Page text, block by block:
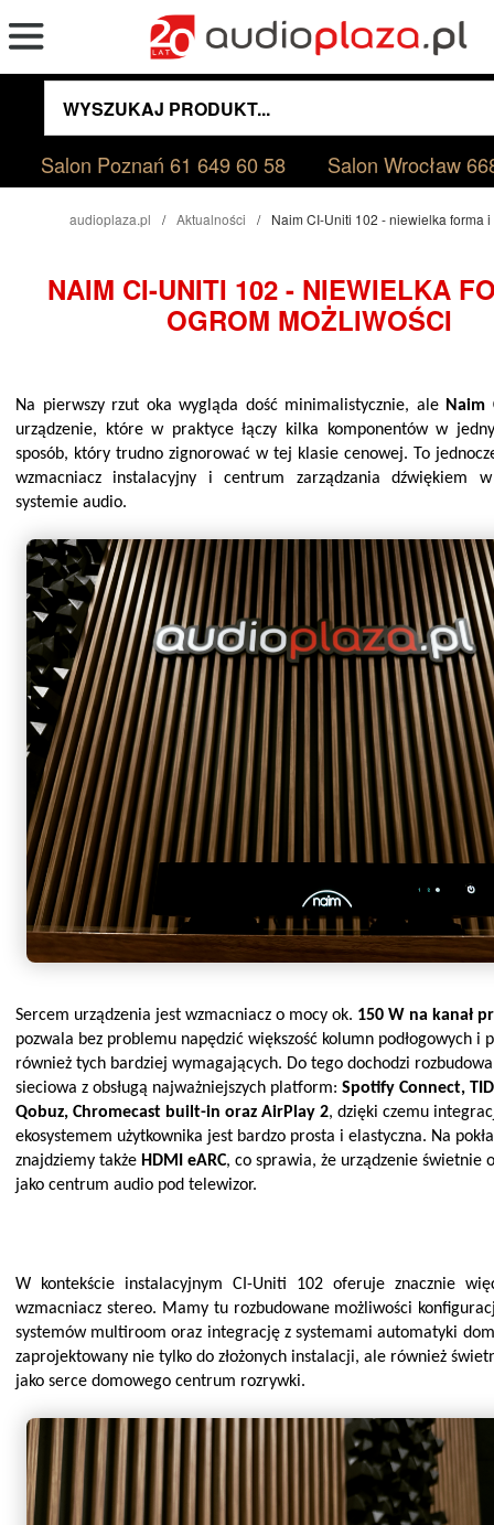
Salon Poznań61 649 60 58 Salon Wrocław
audioplaza.pl Aktualności Naim CI-Uniti 102 - niewielka forma
NAIM CI-UNITI 102 - NIEWIELKA
OGROM MOŻLIWOŚCI
Na pierwszy rzut oka wygląda dość minimalistycznie, ale Naim
urządzenie, które w praktyce łączy kilka komponentów w
sposób, który trudno zignorować w tej klasie cenowej. To
wzmacniacz instalacyjny i centrum zarządzania dźwiękiem w
systemie audio.
Sercem urządzenia jest wzmacniacz o mocy ok. 150 W na kanał
pozwala bez problemu napędzić większość kolumn podłogowych i
również tych bardziej wymagających. Do tego dochodzi
sieciowa z obsługą najważniejszych platform: Spotify Connect,
Qobuz, Chromecast built-in oraz AirPlay 2, dzięki czemu
ekosystemem użytkownika jest bardzo prosta i elastyczna. Na
znajdziemy także HDMI eARC, co sprawia, że urządzenie świetnie
jako centrum audio pod telewizor.
W kontekście instalacyjnym CI-Uniti 102 oferuje znacznie
wzmacniacz stereo. Mamy tu rozbudowane możliwości ko
systemów multiroom oraz integrację z systemami automatyki
zaprojektowany nie tylko do złożonych instalacji, ale również
jako serce domowego centrum rozrywki.